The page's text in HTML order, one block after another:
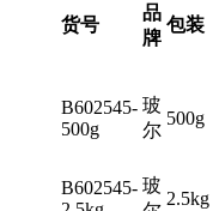
货号
品
牌
包装
B602545-
500g
玻
尔
500g
B602545- 玻
2.5kg